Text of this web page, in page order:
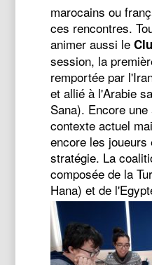
marocains ou
ces rencontres.
animer aussi le
session, la
remportée par
et allié à l'Arabie
Sana). Encore
contexte actuel
encore les
stratégie. La
composée de la
Hana) et de